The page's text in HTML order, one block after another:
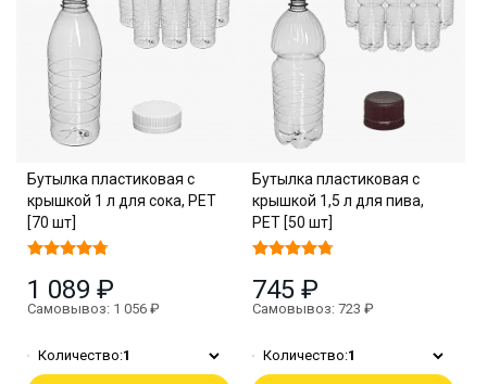
Бутылка пластиковая с
крышкой 1 л для сока, PET
[70 шт]
1 089 ₽
Самовывоз: 1 056 ₽
Количество:1
Бутылка пластиковая с
крышкой 1,5 л для пива,
PET [50 шт]
745 ₽
Самовывоз: 723 ₽
Количество:1